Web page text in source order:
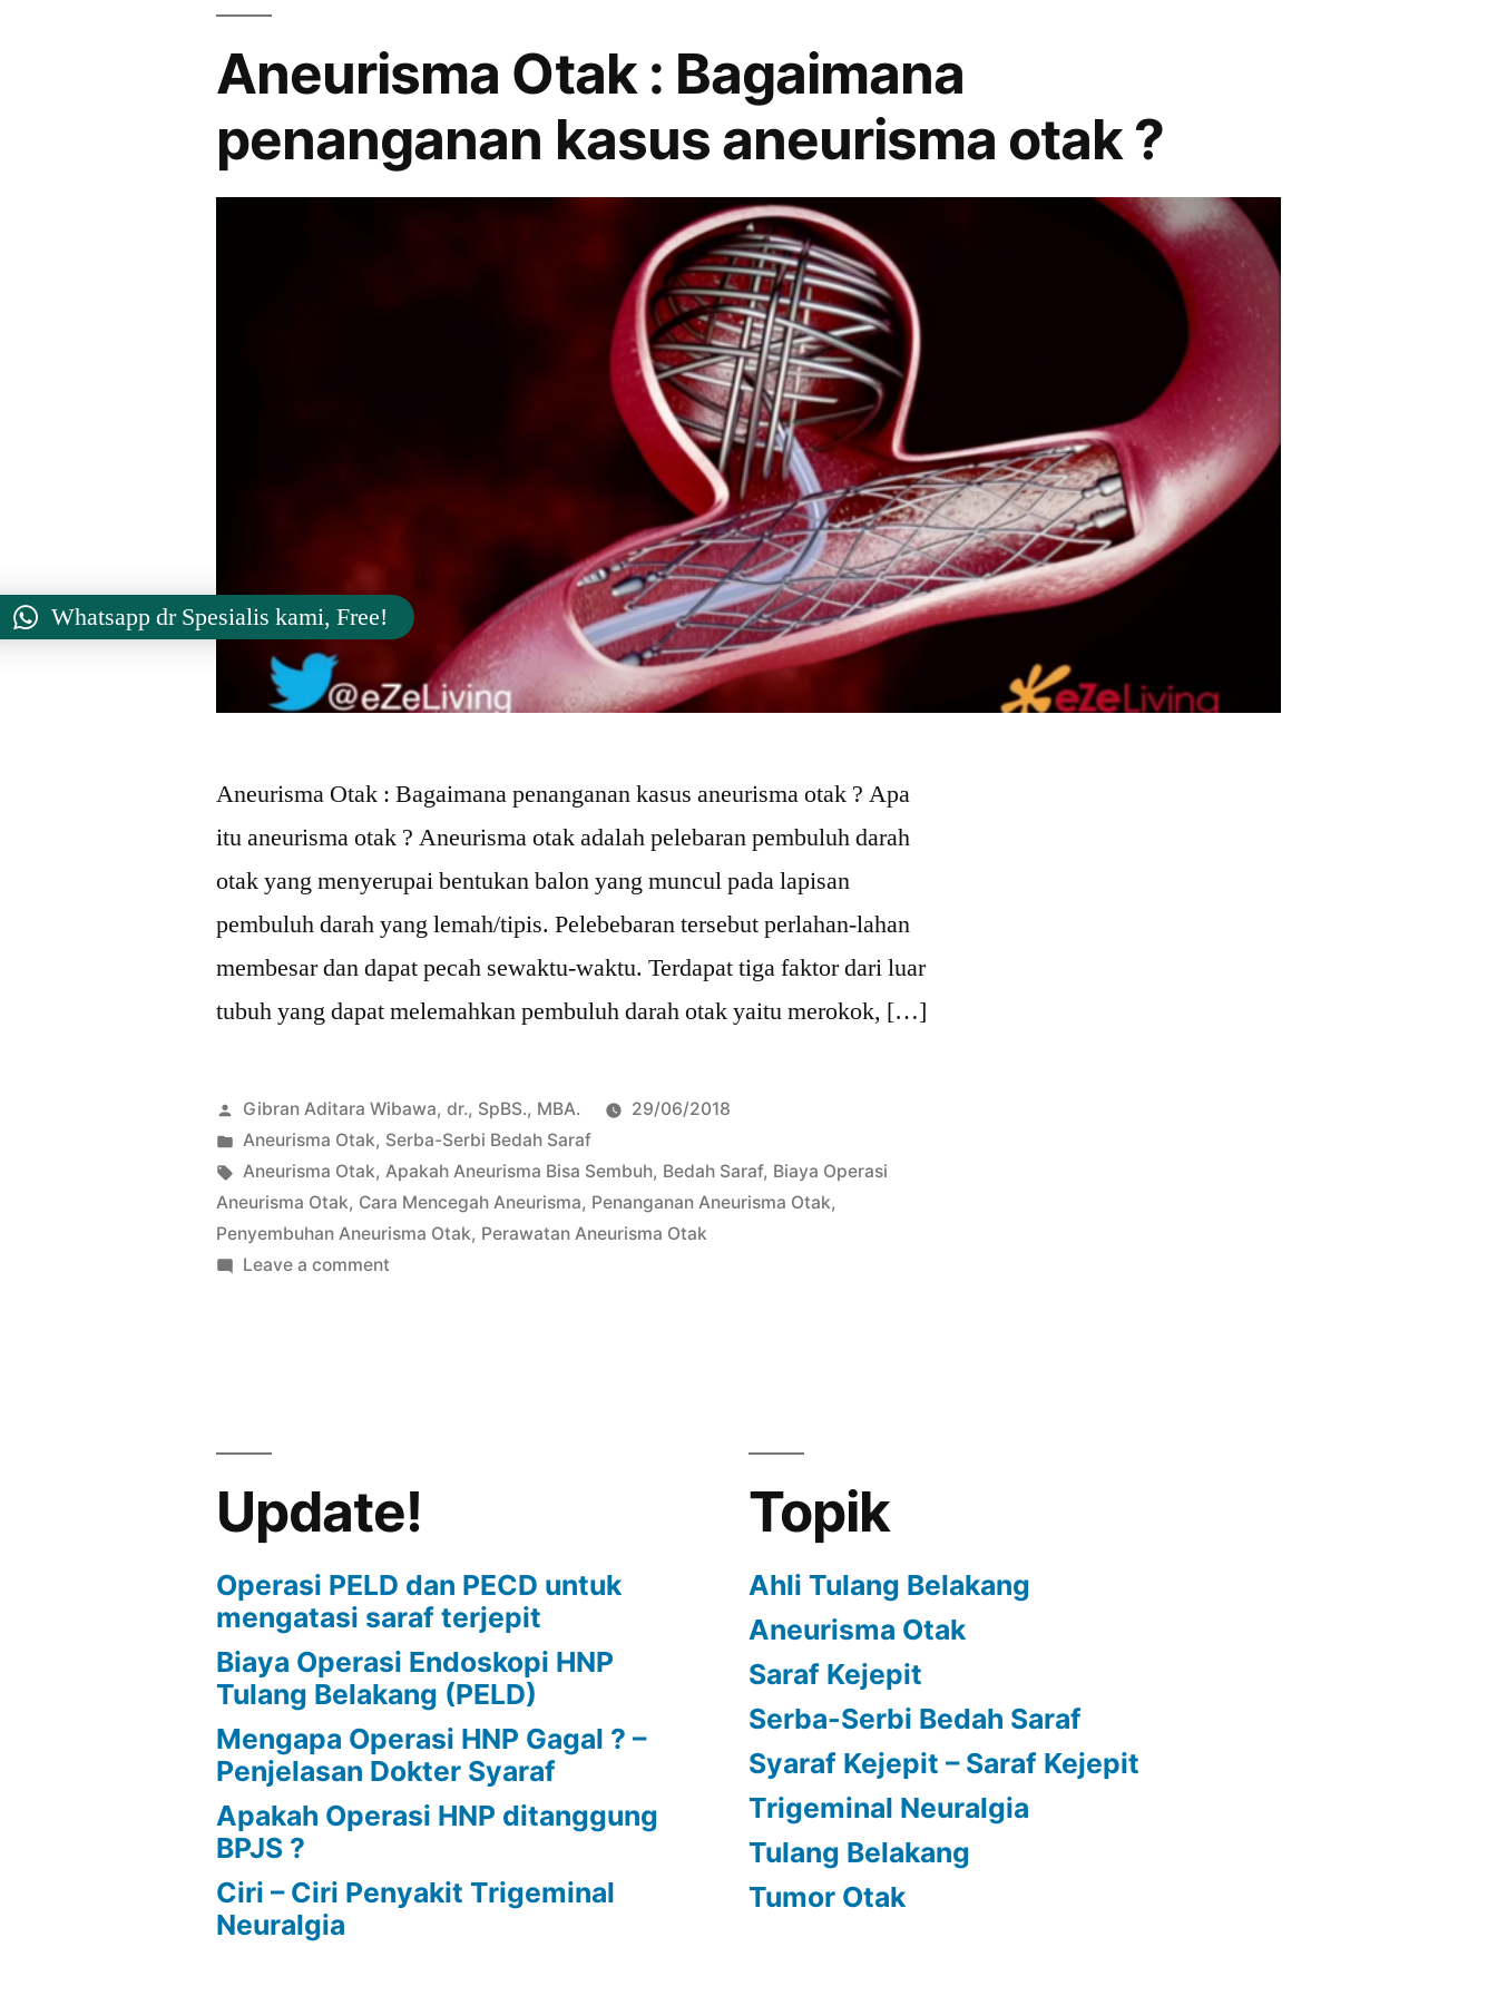
Aneurisma Otak : Bagaimana
penanganan kasus aneurisma otak ?
Aneurisma Otak : Bagaimana penanganan kasus aneurisma otak ? Apa
itu aneurisma otak ? Aneurisma otak adalah pelebaran pembuluh darah
otak yang menyerupai bentukan balon yang muncul pada lapisan
pembuluh darah yang lemah/tipis. Pelebebaran tersebut perlahan-lahan
membesar dan dapat pecah sewaktu-waktu. Terdapat tiga faktor dari luar
tubuh yang dapat melemahkan pembuluh darah otak yaitu merokok, […]
Posted
by
Gibran Aditara Wibawa, dr., SpBS., MBA.
29/06/2018
Posted
in
Aneurisma Otak, Serba-Serbi Bedah Saraf
Tags:
Aneurisma Otak,Apakah Aneurisma Bisa Sembuh, Bedah Saraf, Biaya Operasi
Aneurisma Otak, Cara Mencegah Aneurisma, Penanganan Aneurisma Otak,
Penyembuhan Aneurisma Otak, Perawatan Aneurisma Otak
Leave a comment
otak
Update!
Operasi PELD dan PECD untuk
mengatasi saraf terjepit
Biaya Operasi Endoskopi HNP
Tulang Belakang (PELD)
Mengapa Operasi HNP Gagal ? –
Penjelasan Dokter Syaraf
Apakah Operasi HNP ditanggung
BPJS ?
Ciri – Ciri Penyakit Trigeminal
Neuralgia
Topik
Ahli Tulang Belakang
Aneurisma Otak
Saraf Kejepit
Serba-Serbi Bedah Saraf
Syaraf Kejepit – Saraf Kejepit
Trigeminal Neuralgia
Tulang Belakang
Tumor Otak
Whatsapp dr Spesialis kami, Free!